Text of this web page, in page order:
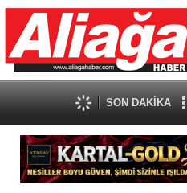
SON DAKİKA